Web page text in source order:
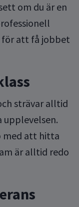
om du är en
för att få jobbet
strävar alltid
upplevelsen.
med att hitta
är alltid redo